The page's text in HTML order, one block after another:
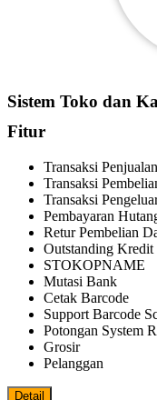
Sistem Toko dan
Fitur
Transaksi Penjualan
Transaksi
Transaksi
Pembayaran
Retur Pembelian
Outstanding Kredit
STOKOPNAME
Mutasi Bank
Cetak Barcode
Support Barcode
Potongan System
Grosir
Pelanggan
Detail